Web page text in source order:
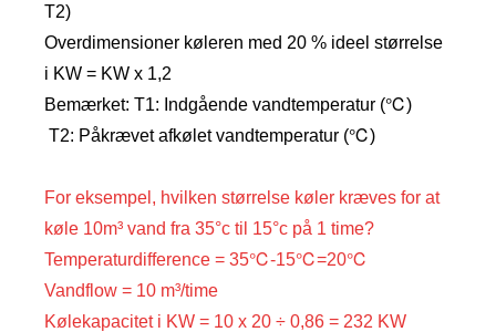
T2)
Overdimensioner køleren med 20 % ideel størrelse
i KW = KW x 1,2
Bemærket: T1: Indgående vandtemperatur (℃)
T2: Påkrævet afkølet vandtemperatur (℃)
For eksempel, hvilken størrelse køler kræves for at
køle 10m³ vand fra 35°c til 15°c på 1 time?
Temperaturdifference = 35℃-15℃=20℃
Vandflow = 10 m³/time
Kølekapacitet i KW = 10 x 20 ÷ 0,86 = 232 KW